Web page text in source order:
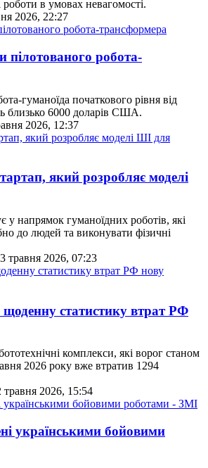
роботи в умовах невагомості.
2026, 22:27
пілотованого робота-
гуманоїда початкового рівня від
близько 6000 доларів США.
2026, 12:37
який розробляє моделі
у напрямок гуманоїдних роботів, які
до людей та виконувати фізичні
травня 2026, 07:23
статистику втрат РФ
комплекси, які ворог станом
2026 року вже втратив 1294
травня 2026, 15:54
українськими бойовими